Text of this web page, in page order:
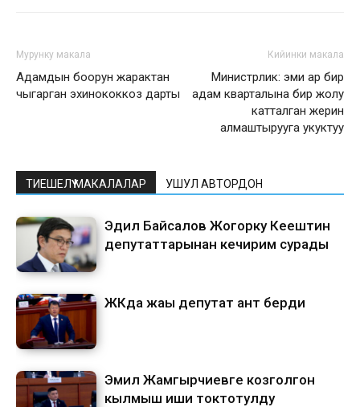
Мурунку макала
Адамдын боорун жарактан
чыгарган эхинококкоз дарты
Кийинки макала
Министрлик: эми ар бир
адам кварталына бир жолу
катталган жерин
алмаштырууга укуктуу
ТИЕШЕЛҮҮ МАКАЛАЛАР УШУЛ АВТОРДОН
Эдил Байсалов Жогорку Кеңештин
депутаттарынан кечирим сурады
ЖКда жаңы депутат ант берди
Эмил Жамгырчиевге козголгон
кылмыш иши токтотулду